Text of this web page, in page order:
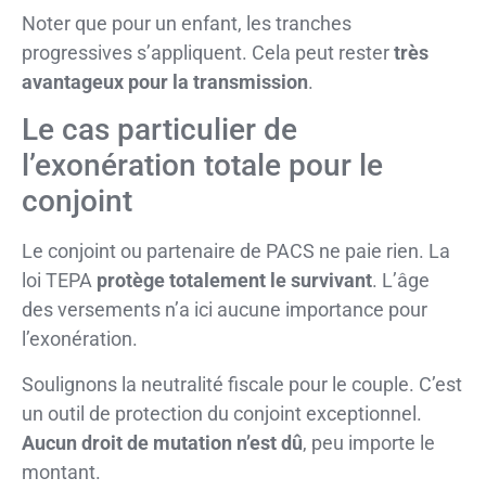
Noter que pour un enfant, les tranches
progressives s’appliquent. Cela peut restertrès
avantageux pour la transmission.
Le cas particulier de
l’exonération totale pour le
conjoint
Le conjoint ou partenaire de PACS ne paie rien. La
loi TEPA protège totalement le survivant. L’âge
des versements n’a ici aucune importance pour
l’exonération.
Soulignons la neutralité fiscale pour le couple. C’est
un outil de protection du conjoint exceptionnel.
Aucun droit de mutation n’est dû, peu importe le
montant.